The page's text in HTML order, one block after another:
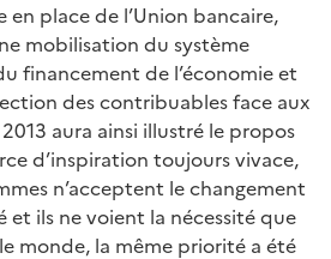
en place de l’Union bancaire,
mobilisation du système
financement de l’économie et
des contribuables face aux
aura ainsi illustré le propos
d’inspiration toujours vivace,
n’acceptent le changement
et ils ne voient la nécessité que
monde, la même priorité a été